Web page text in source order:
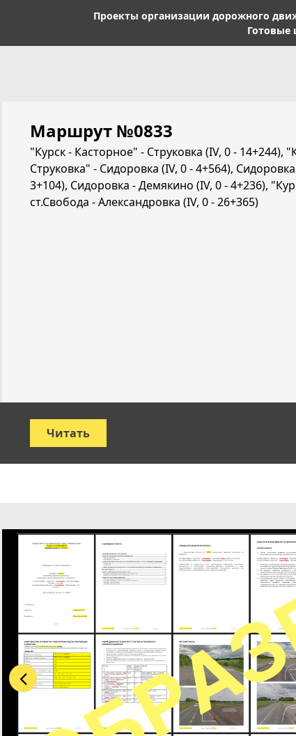
Проекты организации дорожного
Маршрут №0833
"Курск - Касторное" - Струковка (IV, 0 - 14+244),
Струковка" - Сидоровка (IV, 0 - 4+564),
3+104), Сидоровка - Демякино (IV, 0 - 4+236),
ст.Свобода - Александровка (IV, 0 - 26+365)
Читать